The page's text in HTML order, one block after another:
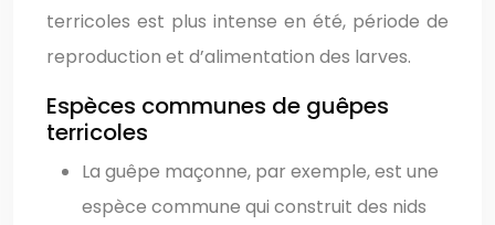
terricoles est plus intense en été, période de
reproduction et d’alimentation des larves.
Espèces communes de guêpes
terricoles
La guêpe maçonne, par exemple, est une
espèce commune qui construit des nids